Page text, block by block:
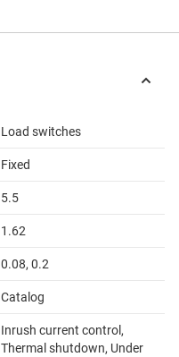
Load switches
Fixed
5.5
1.62
0.08, 0.2
Catalog
Inrush current control,
Thermal shutdown, Under